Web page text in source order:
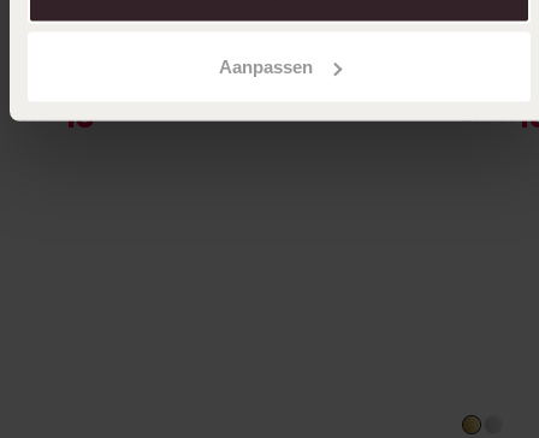
Aanpassen
Gerecycled stainless steel dames en heren
59.9918
279.99